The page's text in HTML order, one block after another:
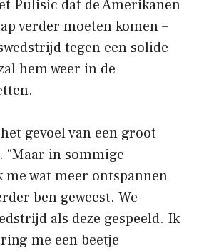
Pulisic dat de Amerikanen
verder moeten komen –
tegen een solide
hem weer in de
gevoel van een groot
“Maar in sommige
me wat meer ontspannen
ben geweest. We
als deze gespeeld. Ik
me een beetje